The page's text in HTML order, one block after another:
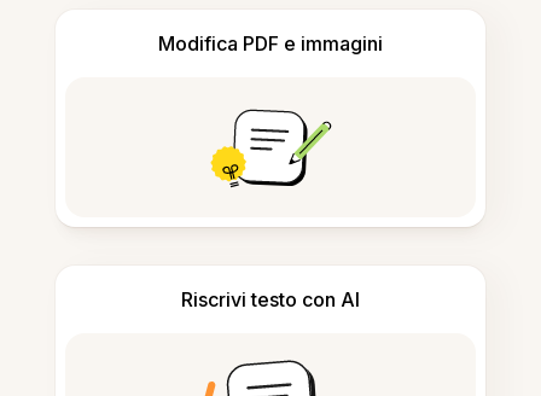
Modifica PDF e immagini
Riscrivi testo con AI